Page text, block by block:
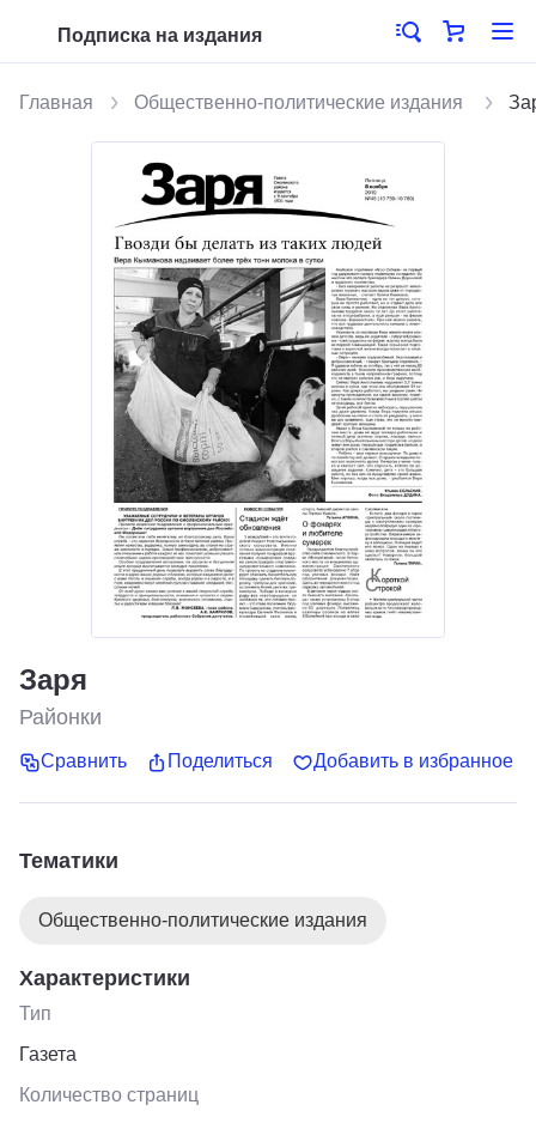
Подписка на издания
Главная Общественно-политические издания
Заря
Районки
Сравнить Поделиться Добавить в избранное
Тематики
Общественно-политические издания
Характеристики
Тип
Газета
Количество страниц